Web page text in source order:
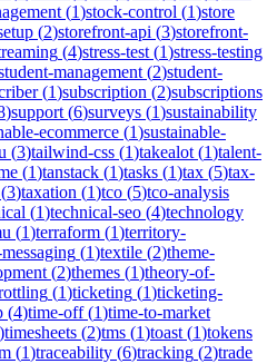
(1)stock-control (1)store
(2)storefront-api (3)storefront-
(4)stress-test (1)stress-testing
management (2)student-
(1)subscription (2)subscriptions
)support (6)surveys (1)sustainability
ecommerce (1)sustainable-
(3)tailwind-css (1)takealot (1)talent-
(1)tanstack (1)tasks (1)tax (5)tax-
(3)taxation (1)tco (5)tco-analysis
(1)technical-seo (4)technology
(1)terraform (1)territory-
(1)textile (2)theme-
(2)themes (1)theory-of-
(1)ticketing (1)ticketing-
(4)time-off(1)time-to-market
)timesheets (2)tms (1)toast (1)tokens
(1)traceability (6)tracking (2)trade